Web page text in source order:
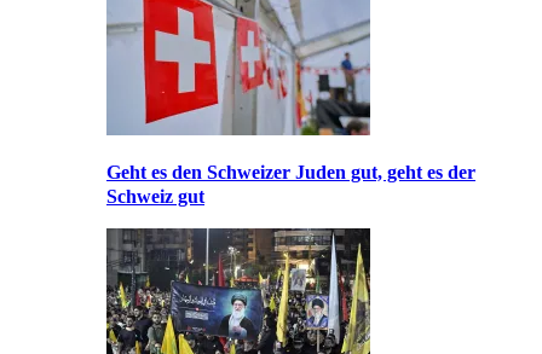
Geht es den Schweizer Juden gut, geht es der
Schweiz gut